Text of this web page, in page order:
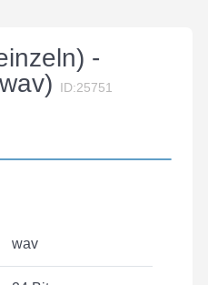
-
ID:25751
wav